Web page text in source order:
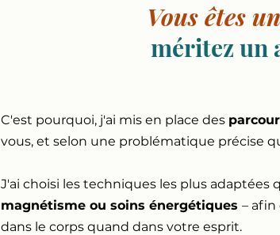
Vous êtes
méritez un
C'est pourquoi, j'ai mis en place des
vous, et selon une problématique précise
J'ai choisi les techniques les plus adaptées
magnétisme ou soins énergétiques –
dans le corps quand dans votre esprit.